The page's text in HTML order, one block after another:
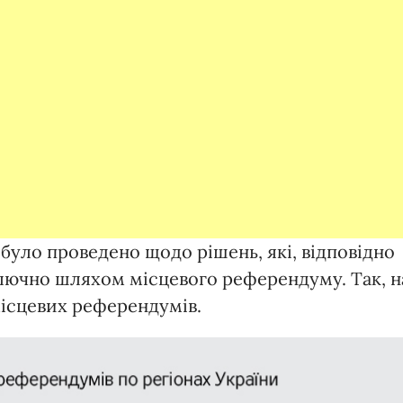
проведено щодо рішень, які, відповідно
шляхом місцевого референдуму. Так,
референдумів.